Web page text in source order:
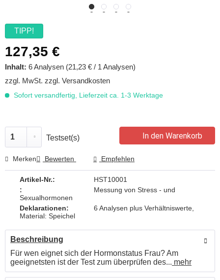
TIPP!
127,35 €
Inhalt: 6 Analysen (21,23 € / 1 Analysen)
zzgl. MwSt. zzgl. Versandkosten
Sofort versandfertig, Lieferzeit ca. 1-3 Werktage
Testset(s) In den Warenkorb
Merken Bewerten Empfehlen
Artikel-Nr.:
HST10001
:
Messung von Stress - und
Sexualhormonen
Deklarationen:
6 Analysen plus Verhältniswerte,
Material: Speichel
Beschreibung
Für wen eignet sich der Hormonstatus Frau? Am
geeignetsten ist der Test zum überprüfen des... mehr